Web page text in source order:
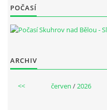
POČASÍ
ARCHIV
<< červen /2026